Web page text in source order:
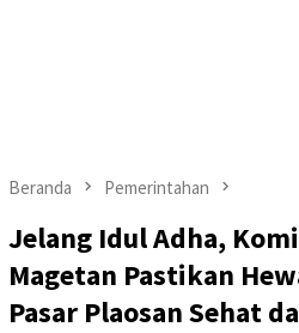
Beranda Pemerintahan
Jelang Idul Adha,
Magetan Pastikan
Pasar Plaosan Sehat